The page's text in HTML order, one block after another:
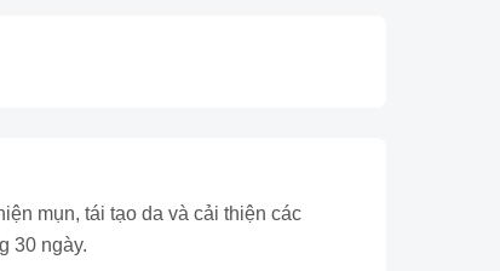
mụn, tái tạo da và cải thiện các
30 ngày.